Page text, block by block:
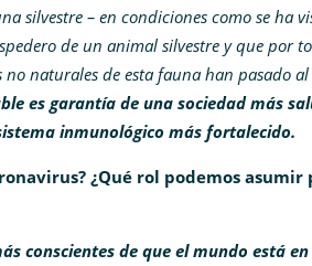
silvestre – en condiciones como se ha
de un animal silvestre y que por
naturales de esta fauna han pasado
es garantía de una sociedad más
inmunológico más fortalecido.
¿Qué rol podemos
conscientes de que el mundo está